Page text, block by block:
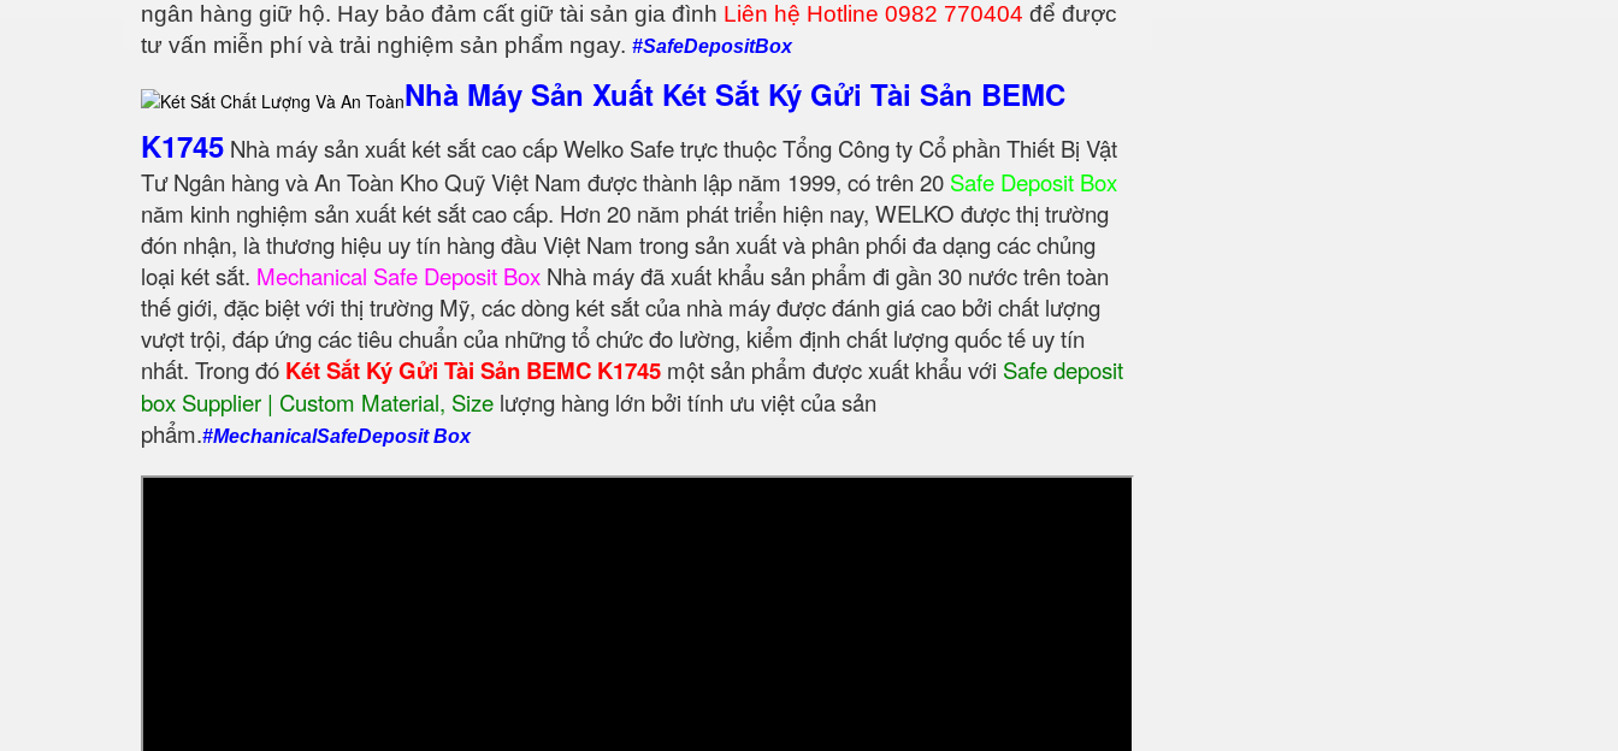
ngân hàng giữ hộ. Hay bảo đảm cất giữ tài sản gia đình Liên hệ Hotline 0982 770404 để được
tư vấn miễn phí và trải nghiệm sản phẩm ngay. #SafeDepositBox
Nhà Máy Sản Xuất Két Sắt Ký Gửi Tài Sản BEMC
K1745 Nhà máy sản xuất két sắt cao cấp Welko Safe trực thuộc Tổng Công ty Cổ phần Thiết Bị Vật
Tư Ngân hàng và An Toàn Kho Quỹ Việt Nam được thành lập năm 1999, có trên 20 Safe Deposit Box
năm kinh nghiệm sản xuất két sắt cao cấp. Hơn 20 năm phát triển hiện nay, WELKO được thị trường
đón nhận, là thương hiệu uy tín hàng đầu Việt Nam trong sản xuất và phân phối đa dạng các chủng
loại két sắt. Mechanical Safe Deposit Box Nhà máy đã xuất khẩu sản phẩm đi gần 30 nước trên toàn
thế giới, đặc biệt với thị trường Mỹ, các dòng két sắt của nhà máy được đánh giá cao bởi chất lượng
vượt trội, đáp ứng các tiêu chuẩn của những tổ chức đo lường, kiểm định chất lượng quốc tế uy tín
nhất. Trong đó Két Sắt Ký Gửi Tài Sản BEMC K1745 một sản phẩm được xuất khẩu với Safe deposit
box Supplier | Custom Material, Size ‎ lượng hàng lớn bởi tính ưu việt của sản
phẩm.#MechanicalSafeDeposit Box